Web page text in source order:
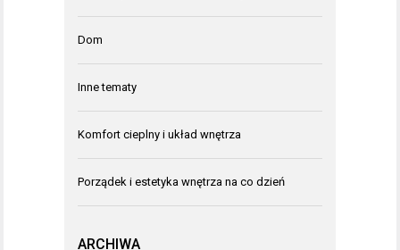
Dom
Inne tematy
Komfort cieplny i układ wnętrza
Porządek i estetyka wnętrza na co dzień
ARCHIWA